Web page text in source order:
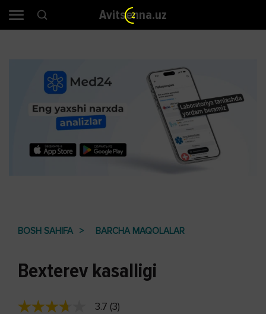
Avitsenna.uz
BOSH SAHIFA BARCHA MAQOLALAR
Bexterev kasalligi
3.7 (3)
2